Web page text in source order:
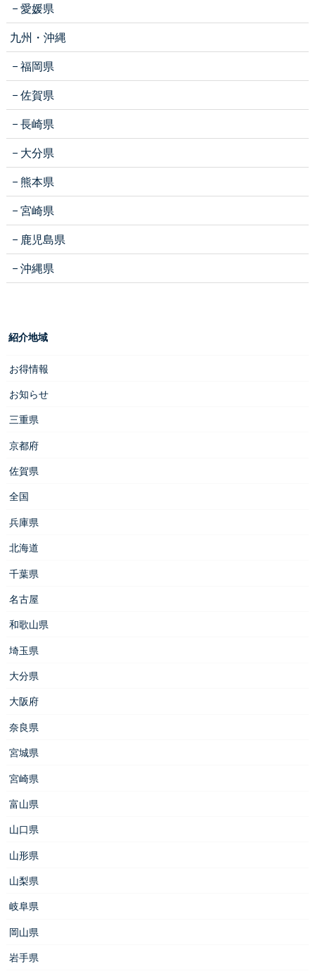
愛媛県
九州・沖縄
福岡県
佐賀県
長崎県
大分県
熊本県
宮崎県
鹿児島県
沖縄県
紹介地域
お得情報
お知らせ
三重県
京都府
佐賀県
全国
兵庫県
北海道
千葉県
名古屋
和歌山県
埼玉県
大分県
大阪府
奈良県
宮城県
宮崎県
富山県
山口県
山形県
山梨県
岐阜県
岡山県
岩手県